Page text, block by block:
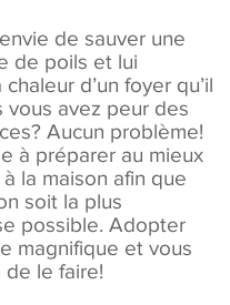
de sauver une
de poils et lui
d’un foyer qu’il
vous avez peur des
Aucun problème!
à préparer au mieux
la maison afin que
soit la plus
possible. Adopter
magnifique et vous
de le faire!